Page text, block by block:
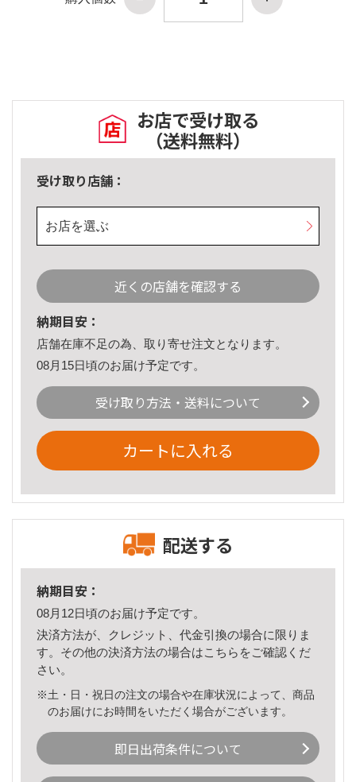
お店で受け取る
（送料無料）
受け取り店舗：
お店を選ぶ
近くの店舗を確認する
納期目安：
店舗在庫不足の為、取り寄せ注文となります。
08月15日頃のお届け予定です。
受け取り方法・送料について
カートに入れる
配送する
納期目安：
08月12日頃のお届け予定です。
決済方法が、クレジット、代金引換の場合に限りま
す。その他の決済方法の場合はこちら をご確認くだ
さい。
※土・日・祝日の注文の場合や在庫状況によって、商品
のお届けにお時間をいただく場合がございます。
即日出荷条件について